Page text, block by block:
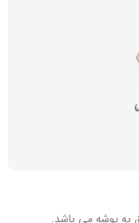
به پوشه می باشد.